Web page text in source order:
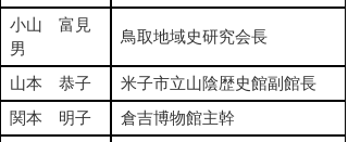
小山 富見
男
鳥取地域史研究会長
山本 恭子
米子市立山陰歴史館副館長
関本 明子
倉吉博物館主幹